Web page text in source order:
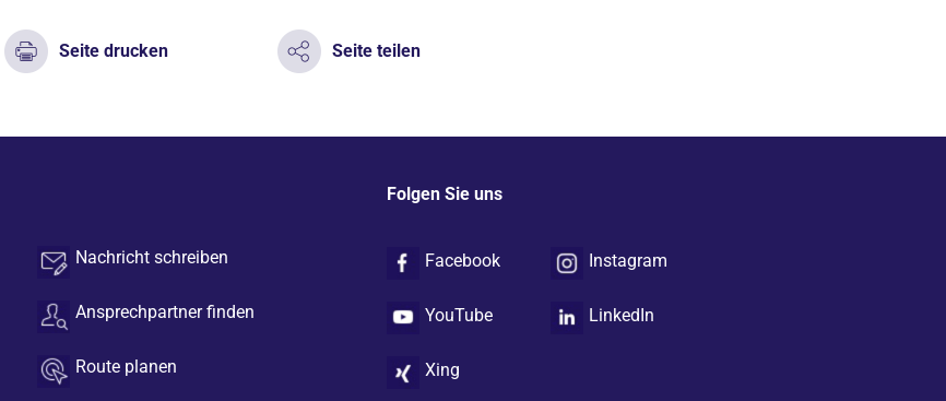
Seite drucken Seite teilen
Nachricht schreiben
Ansprechpartner finden
Route planen
Folgen Sie uns
Facebook Instagram
YouTube LinkedIn
Xing